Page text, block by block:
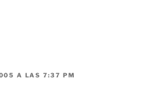
A LAS 7:37 PM